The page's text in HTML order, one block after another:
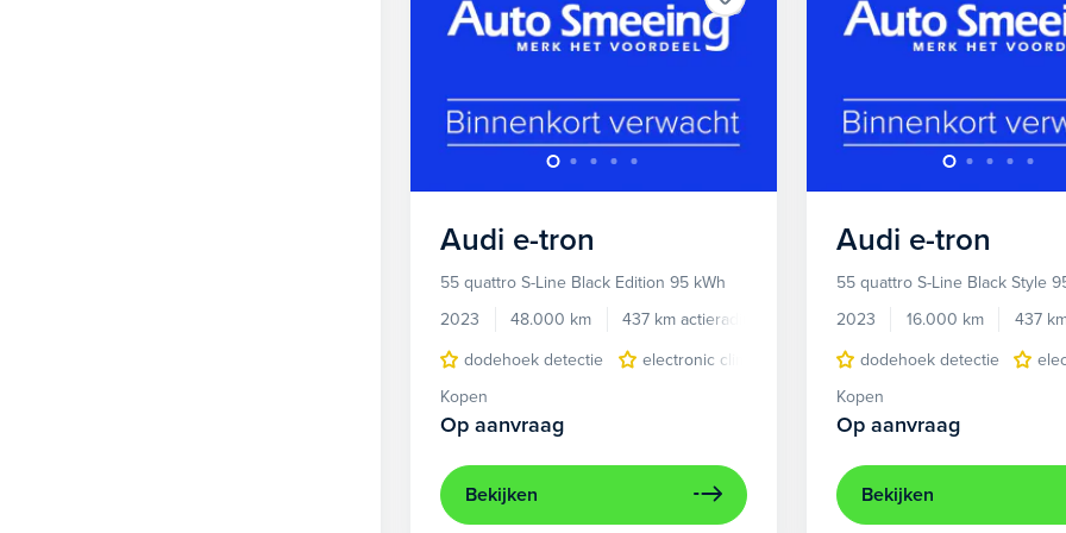
Audi e-tron
55 quattro S-Line Black Edition 95 kWh
2023
48.000 km 437 km actieradius
Elektrisch
dodehoek detectie
electronic climate controle elektrisch glazen
Kopen
Op aanvraag
Bekijken
Audi e-tron
55 quattro S-Line Black Style
2023
16.000 km 437
dodehoek detectie
Kopen
Op aanvraag
Bekijken